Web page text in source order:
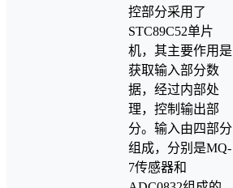
控部分采用了
STC89C52单片
机，其主要作用是
获取输入部分数
据，经过内部处
理，控制输出部
分。输入由四部分
组成，分别是MQ-
7传感器和